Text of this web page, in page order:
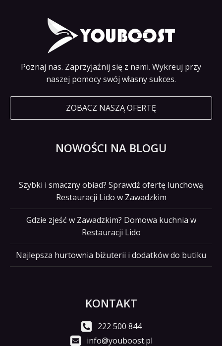
Poznaj nas. Zaprzyjaźnij się z nami. Wykreuj przy
naszej pomocy swój własny sukces.
ZOBACZ NASZĄ OFERTĘ
NOWOŚCI NA BLOGU
Szybki i smaczny obiad? Sprawdź ofertę lunchową
Restauracji Lido w Zawadzkim
Gdzie zjeść w Zawadzkim? Domowa kuchnia w
Restauracji Lido
Najlepsza hurtownia biżuterii i dodatków do butiku
KONTAKT
222 500 844
info@youboost.pl